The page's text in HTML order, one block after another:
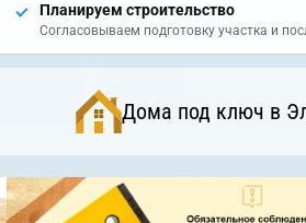
Планируем строительство
Согласовываем подготовку участка и
Дома под ключ в